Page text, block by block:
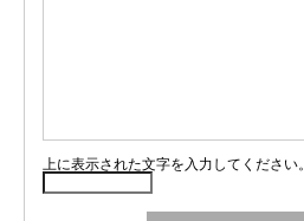
上に表示された文字を入力してください。